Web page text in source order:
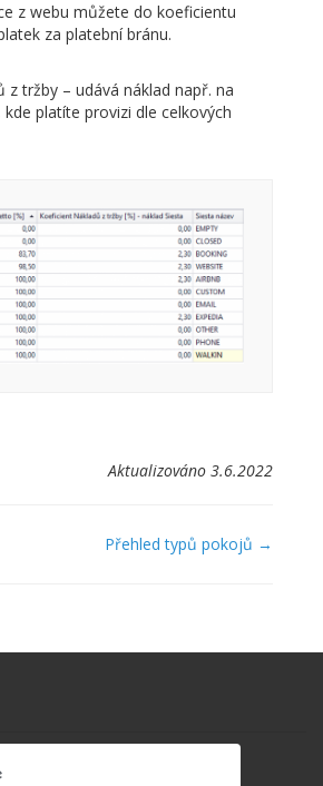
z webu můžete do koeficientu
za platební bránu.
z tržby – udává náklad např. na
platíte provizi dle celkových
Aktualizováno 3.6.2022
Přehled typů pokojů →